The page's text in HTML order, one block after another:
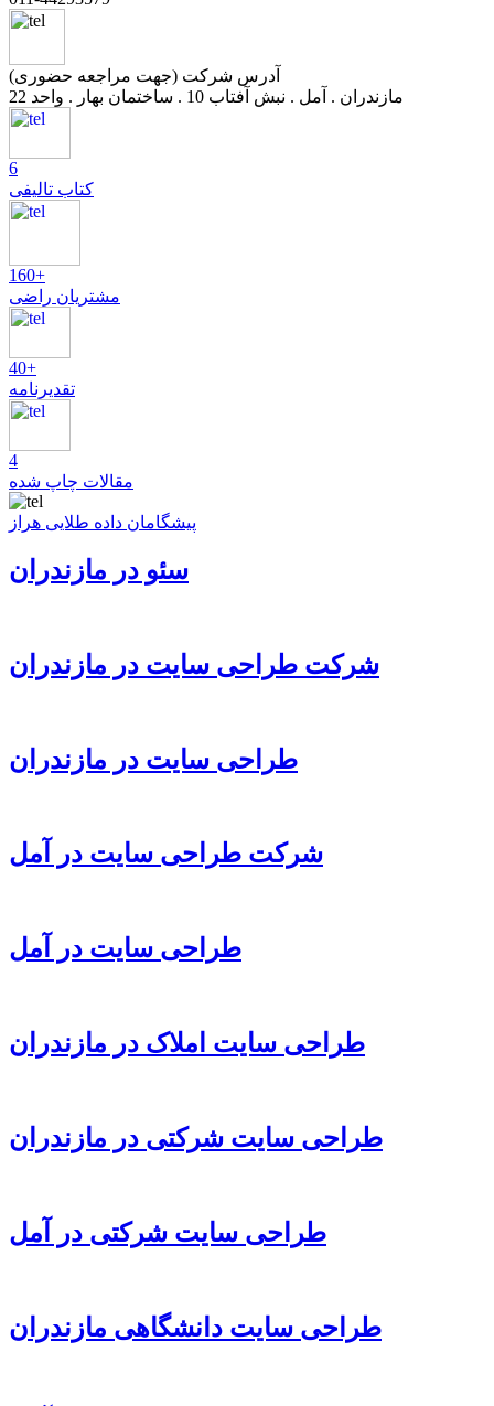
آدرس شرکت (جهت مراجعه حضوری)
مازندران . آمل . نبش آفتاب 10 . ساختمان بهار . واحد 22
6
کتاب تالیفی
160+
مشتریان راضی
40+
تقدیرنامه
4
مقالات چاپ شده
پیشگامان داده طلایی هراز
سئو در مازندران
شرکت طراحی سایت در مازندران
طراحی سایت در مازندران
شرکت طراحی سایت در آمل
طراحی سایت در آمل
طراحی سایت املاک در مازندران
طراحی سایت شرکتی در مازندران
طراحی سایت شرکتی در آمل
طراحی سایت دانشگاهی مازندران